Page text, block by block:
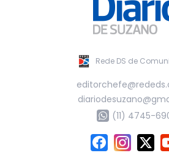
Rede DS de
(11) 4745-